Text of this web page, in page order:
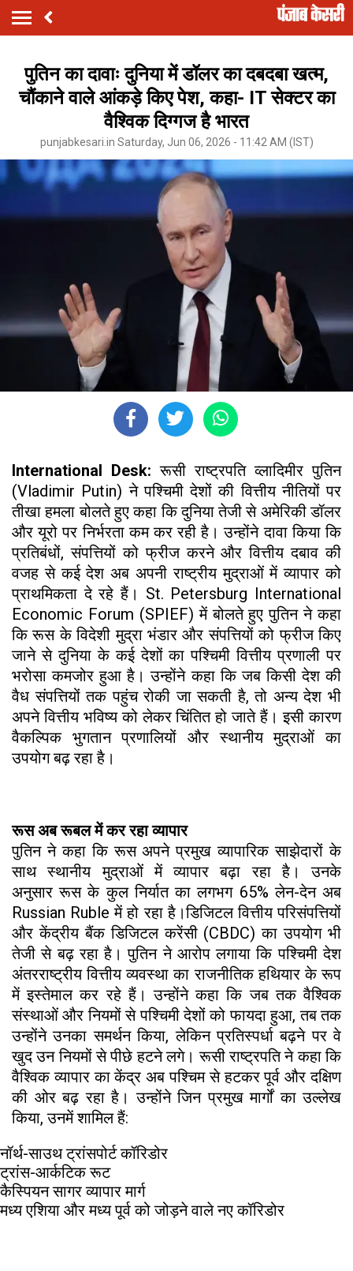
पुतिन का दावाः दुनिया में डॉलर का दबदबा खत्म,
चौंकाने वाले आंकड़े किए पेश, कहा- IT सेक्टर का
वैश्विक दिग्गज है भारत
punjabkesari.in Saturday, Jun 06, 2026 - 11:42 AM (IST)
International Desk:रूसी राष्ट्रपति व्लादिमीर पुतिन
(Vladimir Putin) ने पश्चिमी देशों की वित्तीय नीतियों पर
तीखा हमला बोलते हुए कहा कि दुनिया तेजी से अमेरिकी डॉलर
और यूरो पर निर्भरता कम कर रही है। उन्होंने दावा किया कि
प्रतिबंधों, संपत्तियों को फ्रीज करने और वित्तीय दबाव की
वजह से कई देश अब अपनी राष्ट्रीय मुद्राओं में व्यापार को
प्राथमिकता दे रहे हैं। St. Petersburg International
Economic Forum (SPIEF) में बोलते हुए पुतिन ने कहा
कि रूस के विदेशी मुद्रा भंडार और संपत्तियों को फ्रीज किए
जाने से दुनिया के कई देशों का पश्चिमी वित्तीय प्रणाली पर
भरोसा कमजोर हुआ है। उन्होंने कहा कि जब किसी देश की
वैध संपत्तियों तक पहुंच रोकी जा सकती है, तो अन्य देश भी
अपने वित्तीय भविष्य को लेकर चिंतित हो जाते हैं। इसी कारण
वैकल्पिक भुगतान प्रणालियों और स्थानीय मुद्राओं का
उपयोग बढ़ रहा है।
रूस अब रूबल में कर रहा व्यापार
पुतिन ने कहा कि रूस अपने प्रमुख व्यापारिक साझेदारों के
साथ स्थानीय मुद्राओं में व्यापार बढ़ा रहा है। उनके
अनुसार रूस के कुल निर्यात का लगभग 65% लेन-देन अब
Russian Ruble में हो रहा है।डिजिटल वित्तीय परिसंपत्तियों
और केंद्रीय बैंक डिजिटल करेंसी (CBDC) का उपयोग भी
तेजी से बढ़ रहा है। पुतिन ने आरोप लगाया कि पश्चिमी देश
अंतरराष्ट्रीय वित्तीय व्यवस्था का राजनीतिक हथियार के रूप
में इस्तेमाल कर रहे हैं। उन्होंने कहा कि जब तक वैश्विक
संस्थाओं और नियमों से पश्चिमी देशों को फायदा हुआ, तब तक
उन्होंने उनका समर्थन किया, लेकिन प्रतिस्पर्धा बढ़ने पर वे
खुद उन नियमों से पीछे हटने लगे। रूसी राष्ट्रपति ने कहा कि
वैश्विक व्यापार का केंद्र अब पश्चिम से हटकर पूर्व और दक्षिण
की ओर बढ़ रहा है। उन्होंने जिन प्रमुख मार्गों का उल्लेख
किया, उनमें शामिल हैं:
नॉर्थ-साउथ ट्रांसपोर्ट कॉरिडोर
ट्रांस-आर्कटिक रूट
कैस्पियन सागर व्यापार मार्ग
मध्य एशिया और मध्य पूर्व को जोड़ने वाले नए कॉरिडोर